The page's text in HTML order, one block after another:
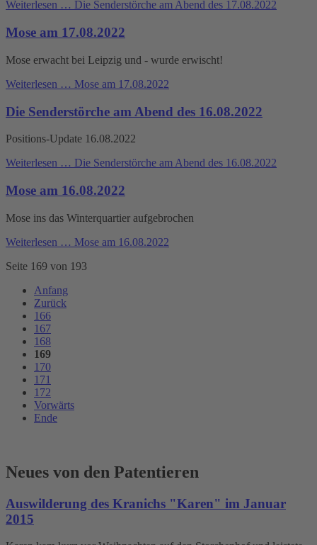
Weiterlesen … Die Senderstörche am Abend des 17.08.2022
Mose am 17.08.2022
Mose erwacht bei Leipzig und - wurde erwischt!
Weiterlesen … Mose am 17.08.2022
Die Senderstörche am Abend des 16.08.2022
Positions-Update 16.08.2022
Weiterlesen … Die Senderstörche am Abend des 16.08.2022
Mose am 16.08.2022
Mose ins das Winterquartier aufgebrochen
Weiterlesen … Mose am 16.08.2022
Seite 169 von 193
Anfang
Zurück
166
167
168
169
170
171
172
Vorwärts
Ende
Neues von den Patentieren
Auswilderung des Kranichs "Karen" im Januar
2015